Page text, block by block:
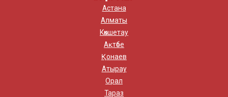
Астана
Алматы
Көкшетау
Ақтөбе
Қонаев
Атырау
Орал
Тараз